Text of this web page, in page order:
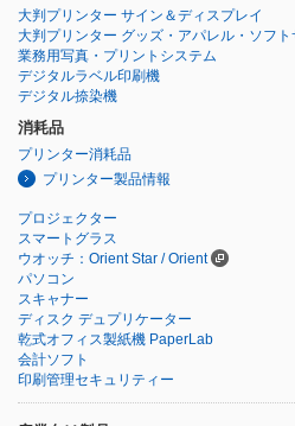
大判プリンター サイン＆ディスプレイ
大判プリンター グッズ・アパレル・ソフト
業務用写真・プリントシステム
デジタルラベル印刷機
デジタル捺染機
消耗品
プリンター消耗品
プリンター製品情報
プロジェクター
スマートグラス
ウオッチ：Orient Star / Orient
パソコン
スキャナー
ディスク デュプリケーター
乾式オフィス製紙機 PaperLab
会計ソフト
印刷管理セキュリティー